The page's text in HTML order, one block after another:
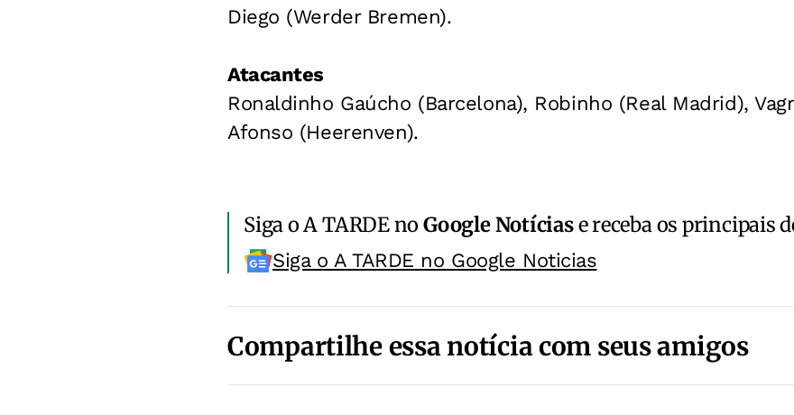
Diego (Werder Bremen).
Atacantes
Ronaldinho Gaúcho (Barcelona), Robinho (Real Madrid),
Afonso (Heerenven).
Siga o A TARDE noGoogle Notíciase receba os principais
Siga o A TARDE no Google Noticias
Compartilhe essa notícia com seus amigos